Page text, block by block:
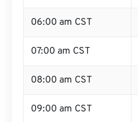
06:00 am CST
07:00 am CST
08:00 am CST
09:00 am CST